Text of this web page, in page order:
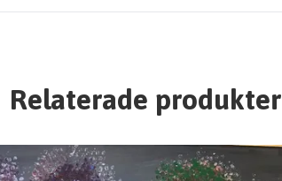
Relaterade produkter